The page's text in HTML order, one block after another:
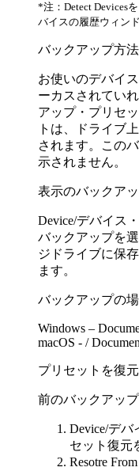
*注：Detect Devices
バイスの履歴ウィン
バックアップ方法
お使いのデバイ
ーカスされてい
アップ・プリセ
トは、ドライブ
されます。この
示されません。
表示のバックア
Device/デバイス
バックアップを
ジドライブに保
ます。
バックアップの
Windows –
macOS - /
プリセットを復
前のバックアッ
Device/デバ
セット復元
Resotre